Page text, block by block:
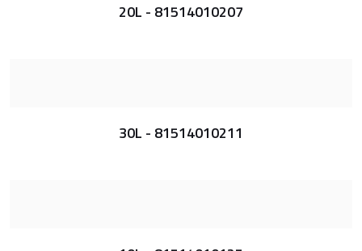
20L - 81514010207
30L - 81514010211